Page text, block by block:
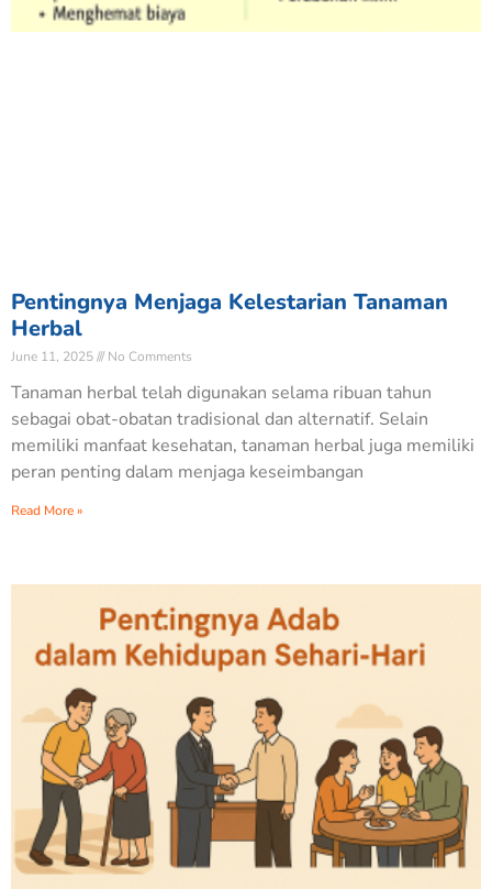
Pentingnya Menjaga Kelestarian Tanaman
Herbal
June 11, 2025 No Comments
Tanaman herbal telah digunakan selama ribuan tahun
sebagai obat-obatan tradisional dan alternatif. Selain
memiliki manfaat kesehatan, tanaman herbal juga memiliki
peran penting dalam menjaga keseimbangan
Read More »